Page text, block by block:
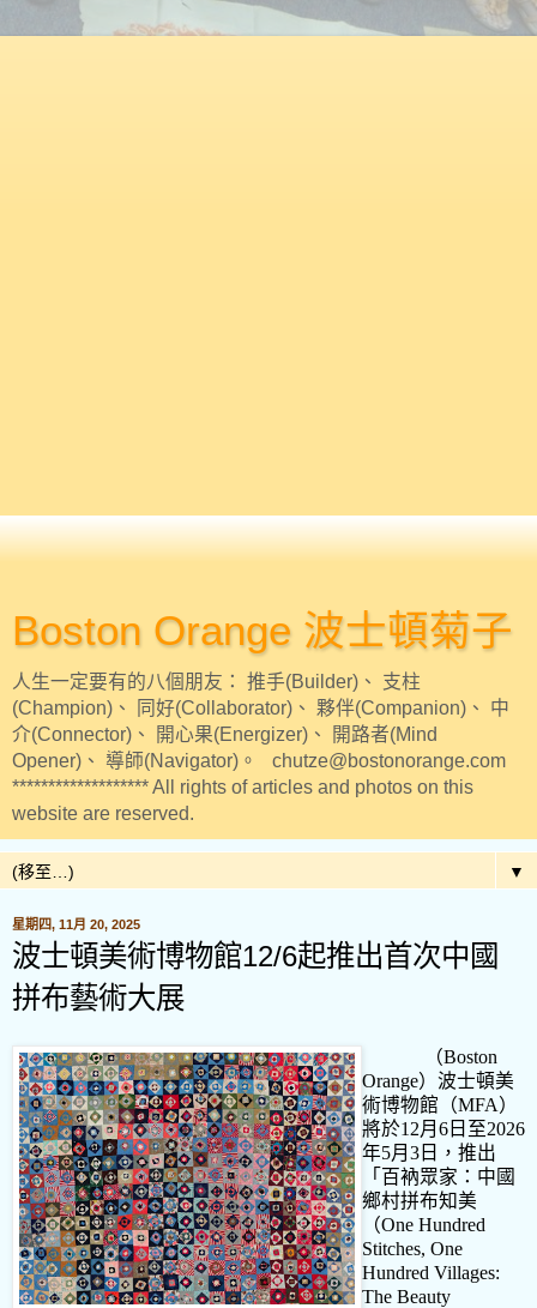
Boston Orange 波士頓菊子
人生一定要有的八個朋友： 推手(Builder)、 支柱
(Champion)、 同好(Collaborator)、 夥伴(Companion)、 中
介(Connector)、 開心果(Energizer)、 開路者(Mind
Opener)、 導師(Navigator)。 chutze@bostonorange.com
******************* All rights of articles and photos on this
website are reserved.
▼
星期四, 11月 20, 2025
波士頓美術博物館12/6起推出首次中國
拼布藝術大展
（Boston
Orange）波士頓美
術博物館（MFA）
將於12月 6 日至2026
年5月 3 日，推出
「百衲眾家：中國
鄉村拼布知美
（One Hundred
Stitches, One
Hundred Villages:
The Beauty